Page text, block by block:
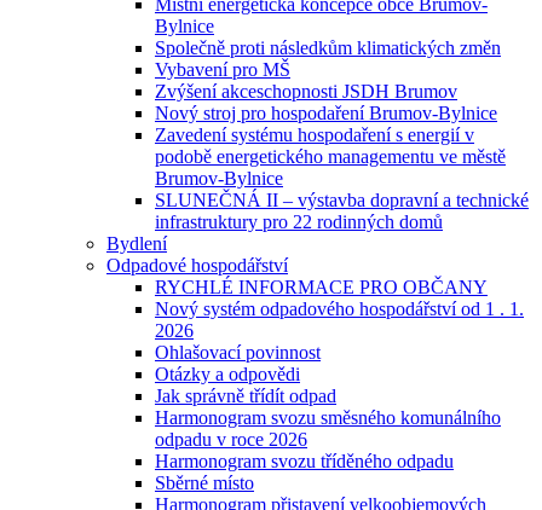
Místní energetická koncepce obce Brumov-
Bylnice
Společně proti následkům klimatických změn
Vybavení pro MŠ
Zvýšení akceschopnosti JSDH Brumov
Nový stroj pro hospodaření Brumov-Bylnice
Zavedení systému hospodaření s energií v
podobě energetického managementu ve městě
Brumov-Bylnice
SLUNEČNÁ II – výstavba dopravní a technické
infrastruktury pro 22 rodinných domů
Bydlení
Odpadové hospodářství
RYCHLÉ INFORMACE PRO OBČANY
Nový systém odpadového hospodářství od 1 . 1.
2026
Ohlašovací povinnost
Otázky a odpovědi
Jak správně třídít odpad
Harmonogram svozu směsného komunálního
odpadu v roce 2026
Harmonogram svozu tříděného odpadu
Sběrné místo
Harmonogram přistavení velkoobjemových